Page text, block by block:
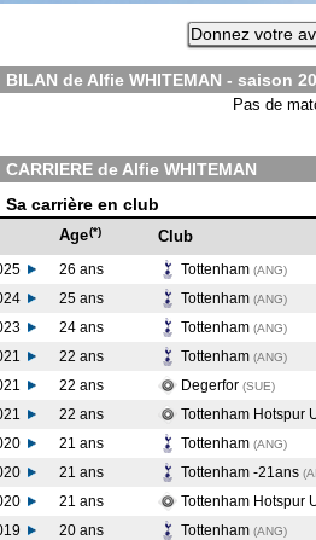
Donnez votre
BILAN de Alfie WHITEMAN - saison
Pas de
CARRIERE de Alfie WHITEMAN
Sa carrière en club
Age(*) Club
26 ans Tottenham (ANG)
25 ans Tottenham (ANG)
24 ans Tottenham (ANG)
22 ans Tottenham (ANG)
22 ans Degerfor (SUE)
22 ans Tottenham Hotspur
21 ans Tottenham (ANG)
21 ans Tottenham -21ans
21 ans Tottenham Hotspur
20 ans Tottenham (ANG)